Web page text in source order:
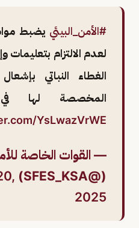
#الأمن_البيئي يضبط
لعدم الالتزام
الغطاء النباتي
المخصصة لها
YsLwazVrWE
— القوات الخاصة
(@SFES_KSA)
2025